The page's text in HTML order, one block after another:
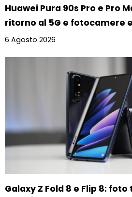
Huawei Pura 90s Pro e Pro
ritorno al 5G e fotocamere
6 Agosto 2026
Galaxy Z Fold 8 e Flip 8: